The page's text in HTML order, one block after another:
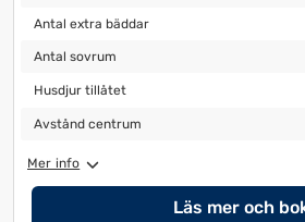
Antal extra bäddar
Antal extra bäddar
Antal sovrum
Antal sovrum
Husdjur tillåtet
Husdjur tillåtet
Avstånd centrum
Avstånd centrum
Mer info
Läs mer och